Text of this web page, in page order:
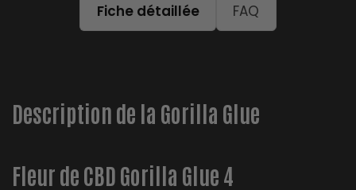
Fiche détaillée FAQ
Description de la Gorilla Glue
Fleur de CBD Gorilla Glue 4